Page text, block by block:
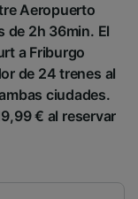
Aeropuerto
de 2h 36min. El
a Friburgo
de 24 trenes al
ciudades.
€ al reservar